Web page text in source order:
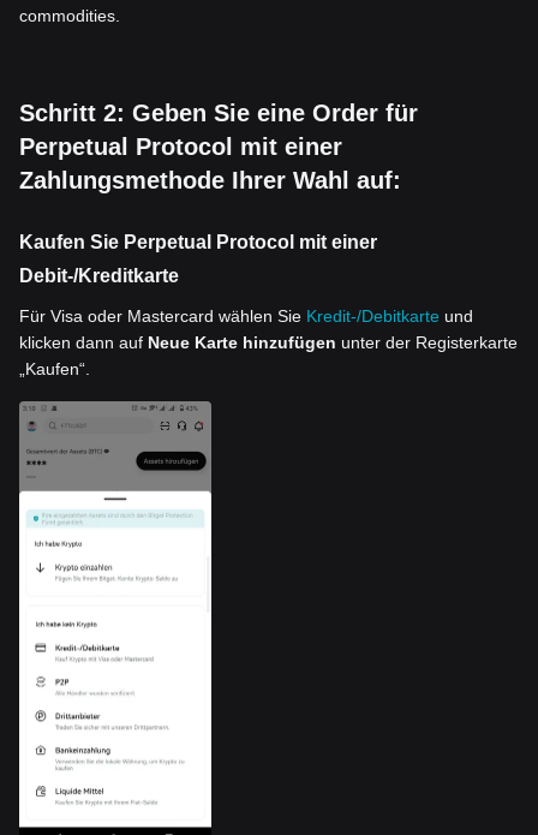
commodities.
Schritt 2: Geben Sie eine Order für
Perpetual Protocol mit einer
Zahlungsmethode Ihrer Wahl auf:
Kaufen Sie Perpetual Protocol mit einer
Debit-/Kreditkarte
Für Visa oder Mastercard wählen Sie Kredit-/Debitkarte und
klicken dann auf Neue Karte hinzufügen unter der Registerkarte
„Kaufen“.